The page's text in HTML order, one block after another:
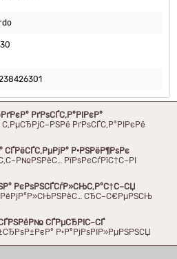
РґРѕСЃС‚Р°РІРєР°
РґРѕСЃС‚Р°РІРєРё
СЃРёСЃС‚РµРјР° Р·РЅРёР¶РѕРє
РїРѕРєСѓРїС†С–РІ
РєРѕРЅСЃСѓР»СЊС‚Р°С†С–СЏ
СЂС–С€РµРЅСЊ
СЃРµСЂРІС–СЃ
Р·Р°РјРѕРІР»РµРЅРЅСЏ